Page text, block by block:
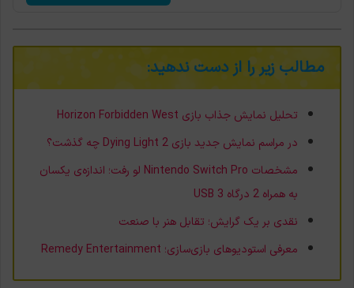
مطالب زیر را از دست ندهید:
تحلیل نمایش جذاب بازی Horizon Forbidden West
در مراسم نمایش جدید بازی Dying Light 2 چه گذشت؟
مشخصات Nintendo Switch Pro لو رفت؛ اندازه‌ی یکسان
به همراه 2 درگاه USB 3
نقدی بر یک گرایش؛ تقابل هنر با صنعت
معرفی استودیوهای بازی‌سازی؛ Remedy Entertainment